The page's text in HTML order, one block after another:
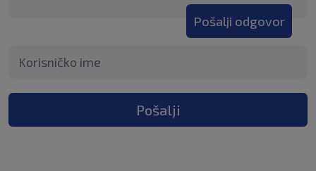
Pošalji odgovor
Pošalji